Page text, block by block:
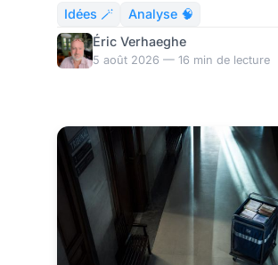
dissidence continuait la caste ?
Idées 🪄
Analyse 🧠
Éric Verhaeghe
5 août 2026 — 16 min de lecture